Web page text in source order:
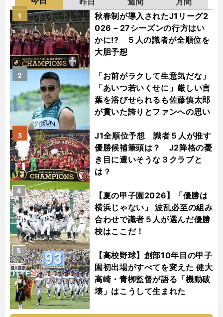
秋春制が導入されたJ1リーグ2
026－27シーズンの行方はい
かに!? ５人の識者が全順位を
大胆予想
1
「お前がラクして生意気だな」
「あいつ若いくせに」厳しい言
葉を浴びせられるも佐藤慎太郎
が貫いた誇りとファンへの思い
2
J1全順位予想 識者５人が推す
優勝候補筆頭は？ J2降格の憂
き目に遭いそうな３クラブと
は？
3
【夏の甲子園2026】「優勝は
横浜じゃない」 波乱必至の組み
合わせで識者５人が選んだ優勝
校はここだ！
4
【高校野球】創部10年目の甲子
園初出場がすべてを変えた 健大
高崎・青栁監督が語る「機動破
壊」はこうして生まれた
5